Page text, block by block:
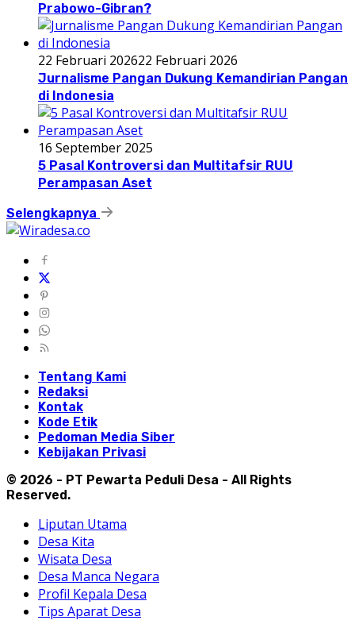
Prabowo-Gibran?
22 Februari 202622 Februari 2026
Jurnalisme Pangan Dukung Kemandirian Pangan
di Indonesia
16 September 2025
5 Pasal Kontroversi dan Multitafsir RUU
Perampasan Aset
Selengkapnya
Tentang Kami
Redaksi
Kontak
Kode Etik
Pedoman Media Siber
Kebijakan Privasi
© 2026 - PT Pewarta Peduli Desa - All Rights
Reserved.
Liputan Utama
Desa Kita
Wisata Desa
Desa Manca Negara
Profil Kepala Desa
Tips Aparat Desa